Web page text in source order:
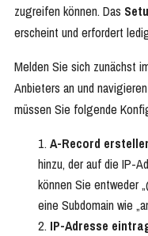
zugreifen können. Das
erscheint und erfordert
Melden Sie sich zunächst
Anbieters an und
müssen Sie folgende
A-Record
hinzu, der auf die IP-
können Sie entweder
eine Subdomain wie
IP-Adresse